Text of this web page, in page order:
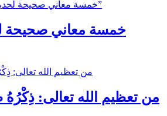
خمسة معاني صحيحة
من تعظيم الله تعالى: ذِكْرُهُ